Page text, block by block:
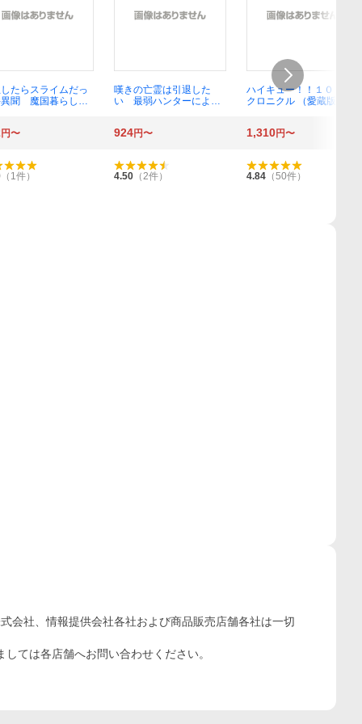
たらスライムだっ
異聞 魔国暮らしの
タエ／漫画 みっつ
嘆きの亡霊は引退した
い 最弱ハンターによる
ＸＴ Ｎ３４０－１３）
ー原案
ハイキュー！！１０ｔｈ
クロニクル （愛蔵版コミ
円〜 924円〜 1,310円〜
（ 1件） 4.50 （2件） 4.84 （50件）
会社、情報提供会社各社および商品販売店舗各社は一切
ては各店舗へお問い合わせください。